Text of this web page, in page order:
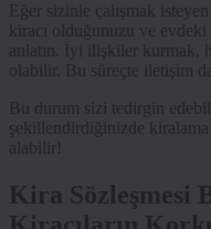
Eğer sizinle çalışmak
kiracı olduğunuzu ve
anlatın. İyi ilişkiler kurmak,
olabilir. Bu süreçte iletişim
Bu durum sizi tedirgin
şekillendirdiğinizde kiralama
alabilir!
Kira Sözleşmesi